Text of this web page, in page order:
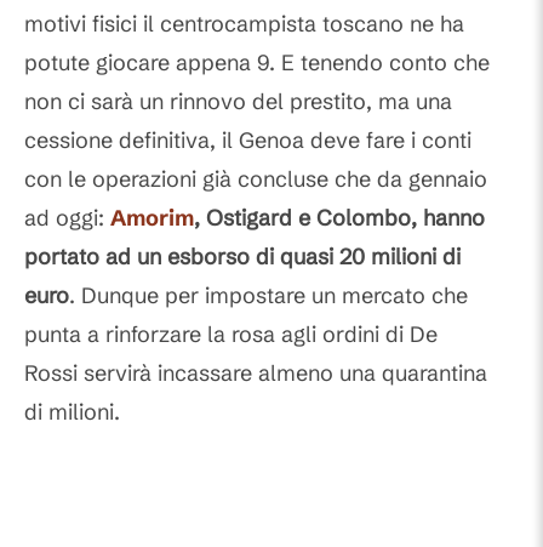
motivi fisici il centrocampista toscano ne ha
potute giocare appena 9. E tenendo conto che
non ci sarà un rinnovo del prestito, ma una
cessione definitiva, il Genoa deve fare i conti
con le operazioni già concluse che da gennaio
ad oggi: Amorim, Ostigard e Colombo, hanno
portato ad un esborso di quasi 20 milioni di
euro. Dunque per impostare un mercato che
punta a rinforzare la rosa agli ordini di De
Rossi servirà incassare almeno una quarantina
di milioni.